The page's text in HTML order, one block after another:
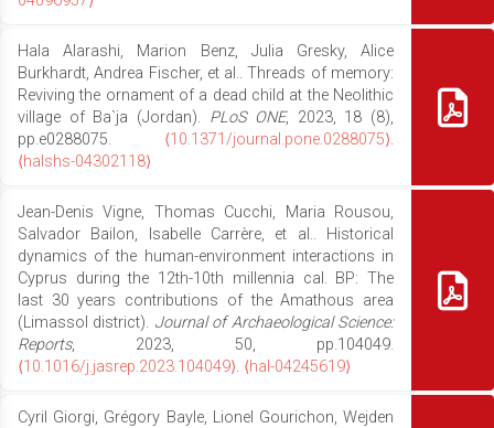
Hala Alarashi, Marion Benz, Julia Gresky, Alice
Burkhardt, Andrea Fischer, et al.. Threads of memory:
Reviving the ornament of a dead child at the Neolithic
village of Ba`ja (Jordan). PLoS ONE, 2023, 18 (8),
pp.e0288075. ⟨10.1371/journal.pone.0288075⟩.
⟨halshs-04302118⟩
Jean-Denis Vigne, Thomas Cucchi, Maria Rousou,
Salvador Bailon, Isabelle Carrère, et al.. Historical
dynamics of the human-environment interactions in
Cyprus during the 12th-10th millennia cal. BP: The
last 30 years contributions of the Amathous area
(Limassol district). Journal of Archaeological Science:
Reports, 2023, 50, pp.104049.
⟨10.1016/j.jasrep.2023.104049⟩. ⟨hal-04245619⟩
Cyril Giorgi, Grégory Bayle, Lionel Gourichon, Wejden